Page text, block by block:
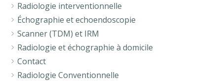
Radiologie interventionnelle
Échographie et echoendoscopie
Scanner (TDM) et IRM
Radiologie et échographie à domicile
Contact
Radiologie Conventionnelle